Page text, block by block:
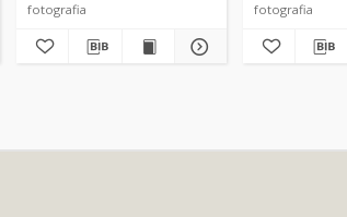
fotografia fotografia